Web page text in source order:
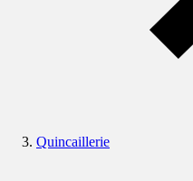
Quincaillerie